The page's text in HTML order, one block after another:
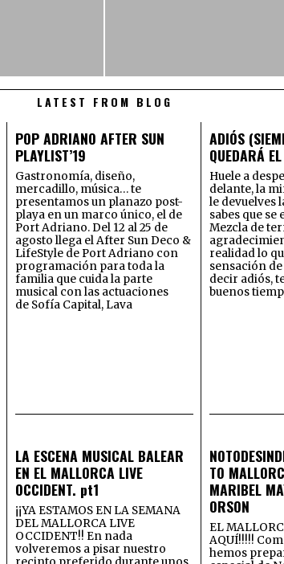
LATEST FROM BLOG
POP ADRIANO AFTER SUN
PLAYLIST’19
Gastronomía, diseño,
mercadillo, música… te
presentamos un planazo post-
playa en un marco único, el de
Port Adriano. Del 12 al 25 de
agosto llega el After Sun Deco &
LifeStyle de Port Adriano con
programación para toda la
familia que cuida la parte
musical con las actuaciones
de Sofía Capital, Lava
ADIÓS
QUEDARÁ
Huele a
delante, la
le devuelves
sabes que se
Mezcla de
realidad lo
sensación
decir adiós,
buenos
LA ESCENA MUSICAL BALEAR
EN EL MALLORCA LIVE
OCCIDENT. pt1
¡¡YA ESTAMOS EN LA SEMANA
DEL MALLORCA LIVE
OCCIDENT!! En nada
volveremos a pisar nuestro
TO
MARIBEL
ORSON
EL
AQUÍ!!!!!
hemos